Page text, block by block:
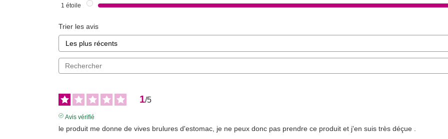
1 étoile
Trier les avis
1/5
Avis vérifié
le produit me donne de vives brulures d'estomac, je ne peux donc pas prendre ce produit et j'en suis très déçue .